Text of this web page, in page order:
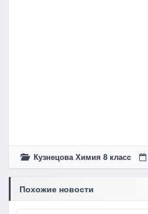
Кузнецова Химия 8 класc
Похожие новости